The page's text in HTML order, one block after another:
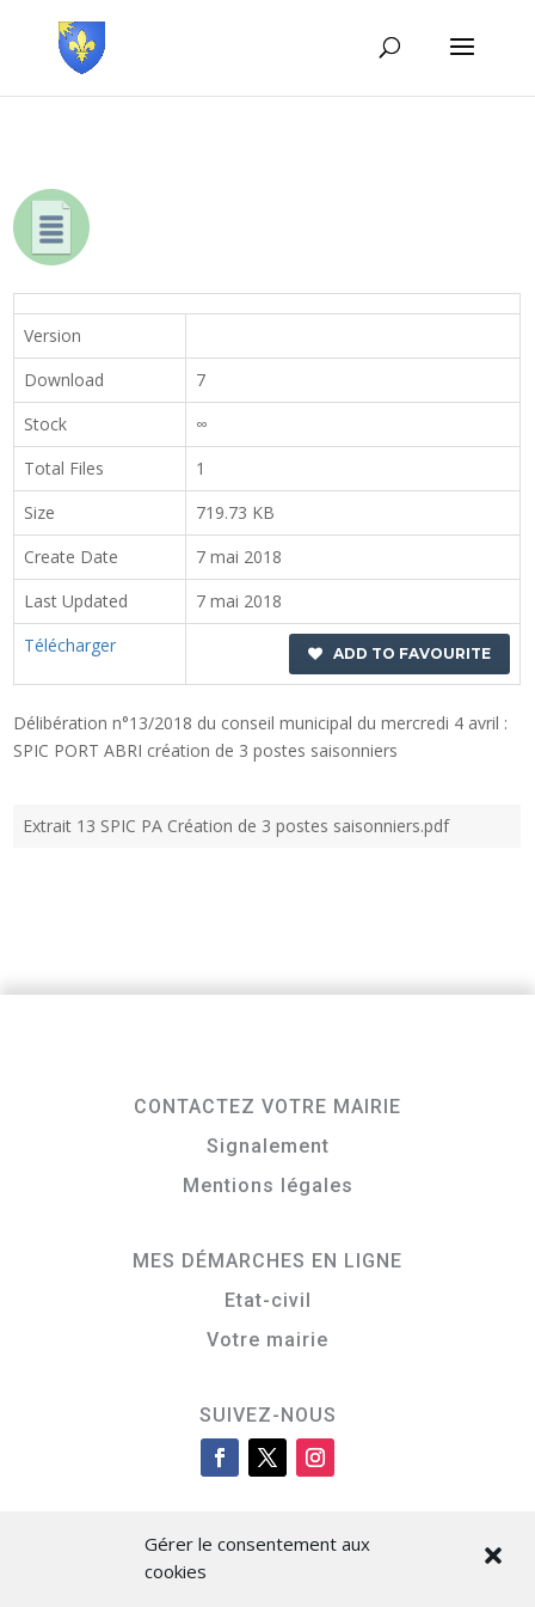
Gérer le consentement aux
cookies
Version
Download
7
Stock
∞
Total Files
1
Size
719.73 KB
Create Date
7 mai 2018
Last Updated
7 mai 2018
Télécharger
ADD TO FAVOURITE
Délibération n°13/2018 du conseil municipal du mercredi 4 avril :
SPIC PORT ABRI création de 3 postes saisonniers
Extrait 13 SPIC PA Création de 3 postes saisonniers.pdf
CONTACTEZ VOTRE MAIRIE
Signalement
Mentions légales
MES DÉMARCHES EN LIGNE
Etat-civil
Votre mairie
SUIVEZ-NOUS